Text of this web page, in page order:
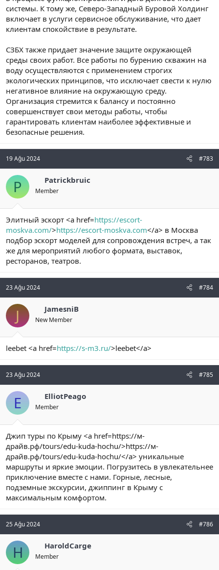
системы. К тому же, Северо-Западный Буровой Холдинг
включает в услуги сервисное обслуживание, что дает
клиентам спокойствие в результате.
СЗБХ также придает значение защите окружающей
среды своих работ. Все работы по бурению скважин на
воду осуществляются с применением строгих
экологических принципов, что исключает свести к нулю
негативное влияние на окружающую среду.
Организация стремится к балансу и постоянно
совершенствует свои методы работы, чтобы
гарантировать клиентам наиболее эффективные и
безопасные решения.
19 Ağu 2024 #783
P Patrickbruic
Member
Элитный эскорт <a href=https://escort-
moskva.com/>https://escort-moskva.com</a> в Москва
подбор эскорт моделей для сопровождения встреч, а так
же для мероприятий любого формата, выставок,
ресторанов, театров.
23 Ağu 2024 #784
J JamesniB
New Member
leebet <a href=https://s-m3.ru/>leebet</a>
23 Ağu 2024 #785
E ElliotPeago
Member
Джип туры по Крыму <a href=https://м-
драйв.рф/tours/edu-kuda-hochu/>https://м-
драйв.рф/tours/edu-kuda-hochu/</a> уникальные
маршруты и яркие эмоции. Погрузитесь в увлекательнее
приключение вместе с нами. Горные, лесные,
подземные экскурсии, джиппинг в Крыму с
максимальным комфортом.
25 Ağu 2024 #786
H HaroldCarge
Member